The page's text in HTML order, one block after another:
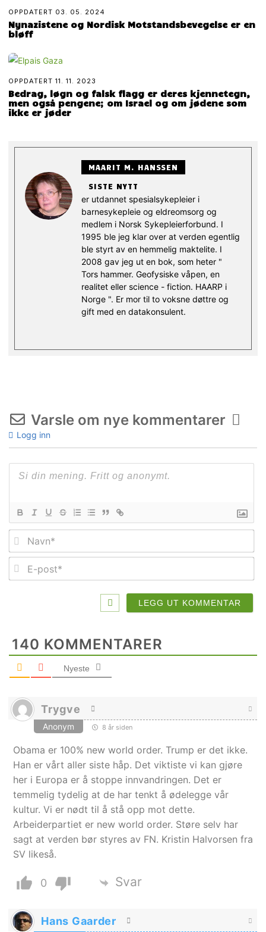
OPPDATERT 03. 05. 2024
Nynazistene og Nordisk Motstandsbevegelse er en
bløff
OPPDATERT11. 11. 2023
Bedrag, løgn og falsk flagg er deres kjennetegn,
men også pengene; om Israel og om jødene som
ikke er jøder
MAARIT M. HANSSEN
SISTE NYTT
er utdannet spesialsykepleier i
barnesykepleie og eldreomsorg og
medlem i Norsk Sykepleierforbund. I
1995 ble jeg klar over at verden egentlig
ble styrt av en hemmelig maktelite. I
2008 gav jeg ut en bok, som heter "
Tors hammer. Geofysiske våpen, en
realitet eller science - fiction. HAARP i
Norge ". Er mor til to voksne døttre og
gift med en datakonsulent.
Varsle om nye kommentarer
Logg inn
140 KOMMENTARER
Nyeste
Trygve
Anonym 8 år siden
Obama er 100% new world order. Trump er det ikke.
Han er vårt aller siste håp. Det viktiste vi kan gjøre
her i Europa er å stoppe innvandringen. Det er
temmelig tydelig at de har tenkt å ødelegge vår
kultur. Vi er nødt til å stå opp mot dette.
Arbeiderpartiet er new world order. Støre selv har
sagt at verden bør styres av FN. Kristin Halvorsen fra
SV likeså.
0 Svar
Hans Gaarder